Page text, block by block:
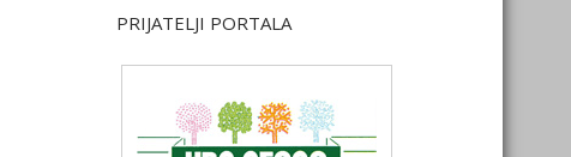
PRIJATELJI PORTALA